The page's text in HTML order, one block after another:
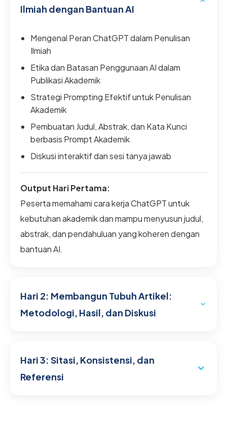
Ilmiah dengan Bantuan AI
Mengenal Peran ChatGPT dalam Penulisan
Ilmiah
Etika dan Batasan Penggunaan AI dalam
Publikasi Akademik
Strategi Prompting Efektif untuk Penulisan
Akademik
Pembuatan Judul, Abstrak, dan Kata Kunci
berbasis Prompt Akademik
Diskusi interaktif dan sesi tanya jawab
Output Hari Pertama:
Peserta memahami cara kerja ChatGPT untuk
kebutuhan akademik dan mampu menyusun judul,
abstrak, dan pendahuluan yang koheren dengan
bantuan AI.
Hari 2: Membangun Tubuh Artikel:
Metodologi, Hasil, dan Diskusi
dalam paragraf ilmiah
Hari 3: Sitasi, Konsistensi, dan
Referensi